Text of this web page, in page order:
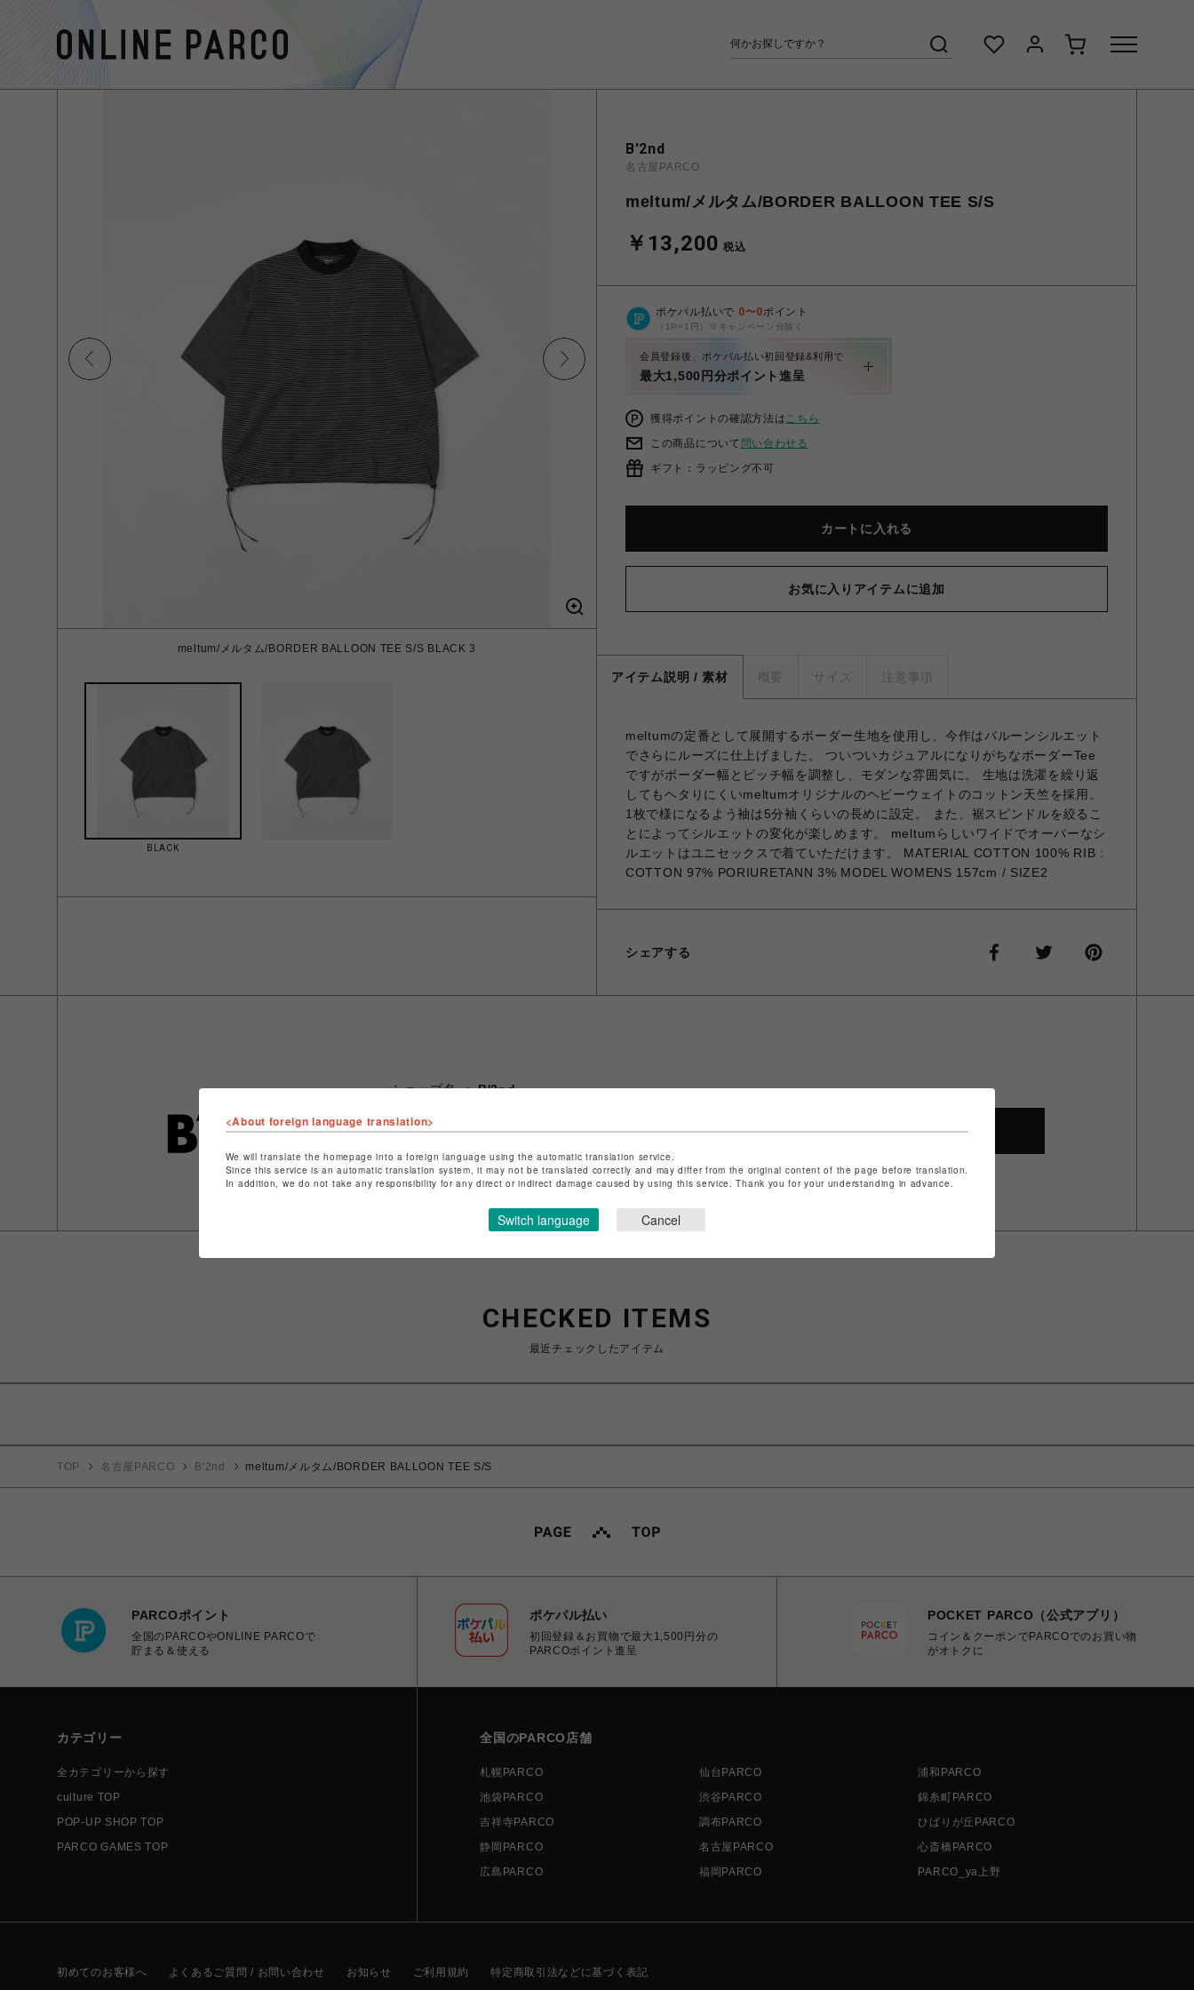
meltum/メルタム/BORDER BALLOON TEE S/S BLACK 3
BLACK
B'2nd
名古屋PARCO
meltum/メルタム/BORDER BALLOON TEE S/S
￥13,200 税込
ポケパル払いで 0〜0ポイント
（1P=1円）※キャンペーン分除く
会員登録後、ポケパル払い初回登録&利用で
最大1,500円分ポイント進呈
獲得ポイントの確認方法はこちら
この商品について 問い合わせる
ギフト：ラッピング不可
カートに入れる
お気に入りアイテムに追加
アイテム説明 / 素材 概要 サイズ 注意事項
meltumの定番として展開するボーダー生地を使用し、今作はバルーンシルエット
でさらにルーズに仕上げました。 ついついカジュアルになりがちなボーダーTee
ですがボーダー幅とピッチ幅を調整し、モダンな雰囲気に。 生地は洗濯を繰り返
してもヘタりにくいmeltumオリジナルのヘビーウェイトのコットン天竺を採用。
1枚で様になるよう袖は5分袖くらいの長めに設定。 また、裾スピンドルを絞るこ
とによってシルエットの変化が楽しめます。 meltumらしいワイドでオーバーなシ
ルエットはユニセックスで着ていただけます。 MATERIAL COTTON 100% RIB :
COTTON 97% PORIURETANN 3% MODEL WOMENS 157cm / SIZE2
シェアする
ショップ名
B'2nd
ショップお問い合わせはこちら
SHOP TOP
CHECKED ITEMS
最近チェックしたアイテム
TOP 名古屋PARCO B'2nd meltum/メルタム/BORDER BALLOON TEE S/S
PARCOポイント
全国のPARCOやONLINE PARCOで
貯まる＆使える
ポケパル払い
初回登録＆お買物で最大1,500円分の
PARCOポイント進呈
POCKET PARCO（公式アプリ）
コイン＆クーポンでPARCOでのお買い物
がオトクに
カテゴリー
全カテゴリーから探す
culture TOP
POP-UP SHOP TOP
PARCO GAMES TOP
全国のPARCO店舗
札幌PARCO 仙台PARCO
浦和PARCO
池袋PARCO
渋谷PARCO
錦糸町PARCO
吉祥寺PARCO
調布PARCO
ひばりが丘PARCO
静岡PARCO
名古屋PARCO
心斎橋PARCO
広島PARCO
福岡PARCO PARCO_ya上野
初めてのお客様へ よくあるご質問 / お問い合わせ お知らせ ご利用規約 特定商取引法などに基づく表記
<About foreign language translation>
We will translate the homepage into a foreign language using the automatic translation service.
Since this service is an automatic translation system, it may not be translated correctly and may differ from the original content of the page before translation.
In addition, we do not take any responsibility for any direct or indirect damage caused by using this service. Thank you for your understanding in advance.
Switch language Cancel